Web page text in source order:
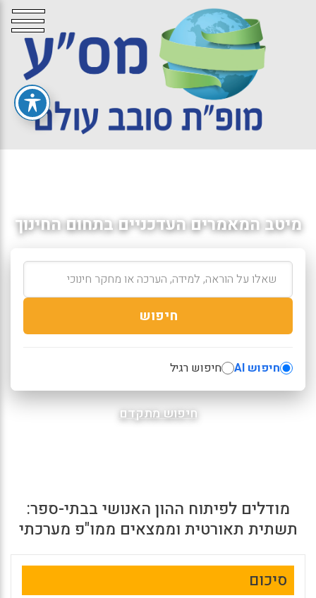
מיטב המאמרים העדכניים בתחום החינוך
חיפוש
חיפוש AI חיפוש רגיל
חיפוש מתקדם
מודלים לפיתוח ההון האנושי בבתי-ספר:
תשתית תאורטית וממצאים ממו"פ מערכתי
סיכום